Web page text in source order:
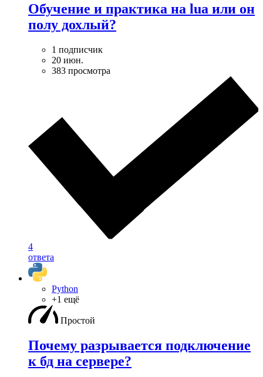
Обучение и практика на lua или он
полу дохлый?
1 подписчик
20 июн.
383 просмотра
4
ответа
Python
+1 ещё
Простой
Почему разрывается подключение
к бд на сервере?